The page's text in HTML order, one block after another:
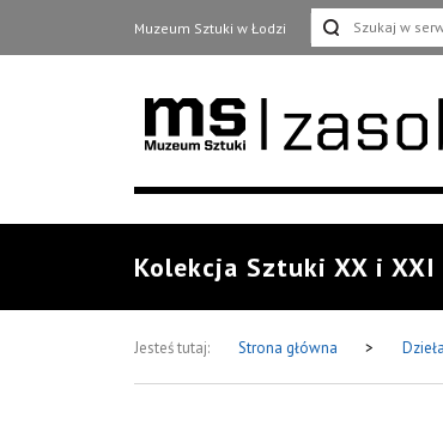
Muzeum Sztuki w Łodzi
Kolekcja Sztuki XX i
Jesteś tutaj: Strona główna > Dzieła